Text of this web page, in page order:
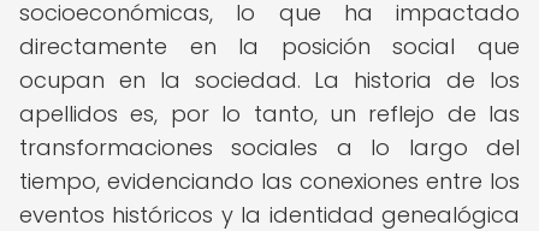
socioeconómicas, lo que ha impactado
directamente en la posición social que
ocupan en la sociedad. La historia de los
apellidos es, por lo tanto, un reflejo de las
transformaciones sociales a lo largo del
tiempo, evidenciando las conexiones entre los
eventos históricos y la identidad genealógica